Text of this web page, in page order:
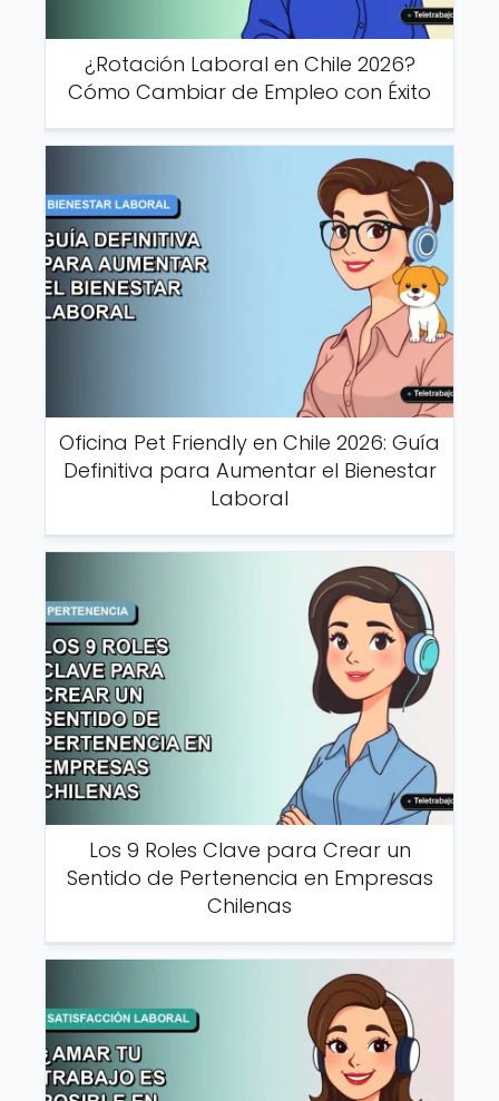
¿Rotación Laboral en Chile 2026?
Cómo Cambiar de Empleo con Éxito
Oficina Pet Friendly en Chile 2026: Guía
Definitiva para Aumentar el Bienestar
Laboral
Los 9 Roles Clave para Crear un
Sentido de Pertenencia en Empresas
Chilenas